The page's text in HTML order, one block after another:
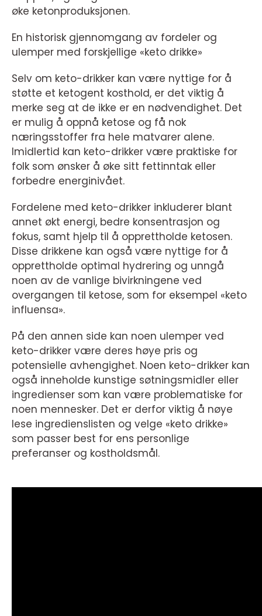
øke ketonproduksjonen.
En historisk gjennomgang av fordeler og
ulemper med forskjellige «keto drikke»
Selv om keto-drikker kan være nyttige for å
støtte et ketogent kosthold, er det viktig å
merke seg at de ikke er en nødvendighet. Det
er mulig å oppnå ketose og få nok
næringsstoffer fra hele matvarer alene.
Imidlertid kan keto-drikker være praktiske for
folk som ønsker å øke sitt fettinntak eller
forbedre energinivået.
Fordelene med keto-drikker inkluderer blant
annet økt energi, bedre konsentrasjon og
fokus, samt hjelp til å opprettholde ketosen.
Disse drikkene kan også være nyttige for å
opprettholde optimal hydrering og unngå
noen av de vanlige bivirkningene ved
overgangen til ketose, som for eksempel «keto
influensa».
På den annen side kan noen ulemper ved
keto-drikker være deres høye pris og
potensielle avhengighet. Noen keto-drikker kan
også inneholde kunstige søtningsmidler eller
ingredienser som kan være problematiske for
noen mennesker. Det er derfor viktig å nøye
lese ingredienslisten og velge «keto drikke»
som passer best for ens personlige
preferanser og kostholdsmål.